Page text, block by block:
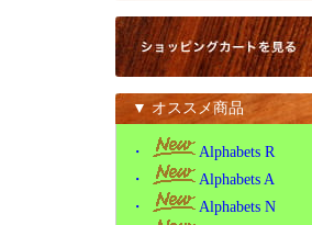
▼ オススメ商品
・
Alphabets R
・
Alphabets A
・
Alphabets N